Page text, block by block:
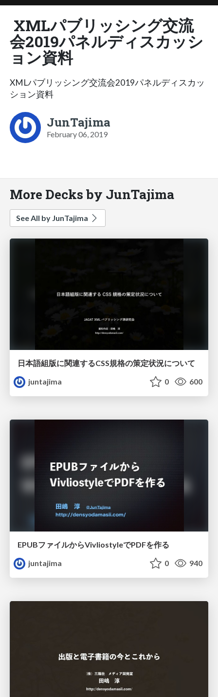
XMLパブリッシング交流
会2019パネルディスカッシ
ョン資料
XMLパブリッシング交流会2019パネルディスカッ
ション資料
JunTajima
February 06, 2019
More Decks by JunTajima
See All by JunTajima
日本語組版に関連するCSS規格の策定状況について
juntajima
0 600
EPUBファイルからVivliostyleでPDFを作る
juntajima
0 940